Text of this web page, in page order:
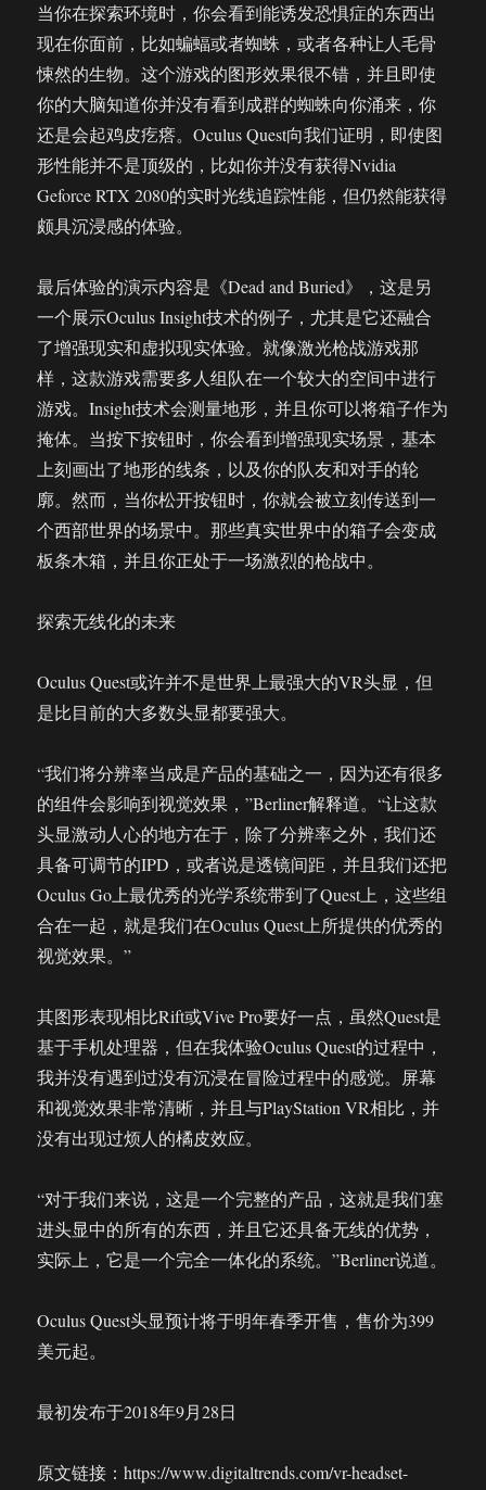
当你在探索环境时，你会看到能诱发恐惧症的东西出
现在你面前，比如蝙蝠或者蜘蛛，或者各种让人毛骨
悚然的生物。这个游戏的图形效果很不错，并且即使
你的大脑知道你并没有看到成群的蜘蛛向你涌来，你
还是会起鸡皮疙瘩。Oculus Quest向我们证明，即使图
形性能并不是顶级的，比如你并没有获得Nvidia
Geforce RTX 2080的实时光线追踪性能，但仍然能获得
颇具沉浸感的体验。
最后体验的演示内容是《Dead and Buried》，这是另
一个展示Oculus Insight技术的例子，尤其是它还融合
了增强现实和虚拟现实体验。就像激光枪战游戏那
样，这款游戏需要多人组队在一个较大的空间中进行
游戏。Insight技术会测量地形，并且你可以将箱子作为
掩体。当按下按钮时，你会看到增强现实场景，基本
上刻画出了地形的线条，以及你的队友和对手的轮
廓。然而，当你松开按钮时，你就会被立刻传送到一
个西部世界的场景中。那些真实世界中的箱子会变成
板条木箱，并且你正处于一场激烈的枪战中。
探索无线化的未来
Oculus Quest或许并不是世界上最强大的VR头显，但
是比目前的大多数头显都要强大。
“我们将分辨率当成是产品的基础之一，因为还有很多
的组件会影响到视觉效果，”Berliner解释道。“让这款
头显激动人心的地方在于，除了分辨率之外，我们还
具备可调节的IPD，或者说是透镜间距，并且我们还把
Oculus Go上最优秀的光学系统带到了Quest上，这些组
合在一起，就是我们在Oculus Quest上所提供的优秀的
视觉效果。”
其图形表现相比Rift或Vive Pro要好一点，虽然Quest是
基于手机处理器，但在我体验Oculus Quest的过程中，
我并没有遇到过没有沉浸在冒险过程中的感觉。屏幕
和视觉效果非常清晰，并且与PlayStation VR相比，并
没有出现过烦人的橘皮效应。
“对于我们来说，这是一个完整的产品，这就是我们塞
进头显中的所有的东西，并且它还具备无线的优势，
实际上，它是一个完全一体化的系统。”Berliner说道。
Oculus Quest头显预计将于明年春季开售，售价为399
美元起。
最初发布于2018年9月28日
原文链接：https://www.digitaltrends.com/vr-headset-